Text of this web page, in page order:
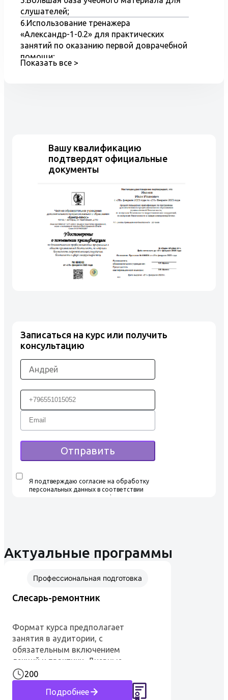
слушателей;
6.Использование тренажера
«Александр-1-0.2» для практических
занятий по оказанию первой доврачебной
помощи;
7.Наглядные пособия и оборудование при
тренажерах.
Показать все >
Вашу квалификацию
подтвердят официальные
документы
Записаться на курс или получить
консультацию
Отправить
Я подтверждаю согласие на обработку
персональных данных в соответствии
с условиями Политики конфиденциальности,
Актуальные программы
Профессиональная подготовка
Слесарь-ремонтник
Формат курса предполагает
занятия в аудитории, с
обязательным включением
лекций и практики. Дневные
занятия проводятся в группах по
8-12 человек. Срок обучения: 200
часов / 25 дней. Преподаватели —
200
Подробнее